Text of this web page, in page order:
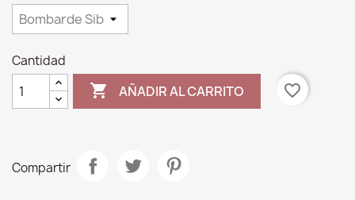
Cantidad
 AÑADIR AL CARRITO favorite_border
Compartir